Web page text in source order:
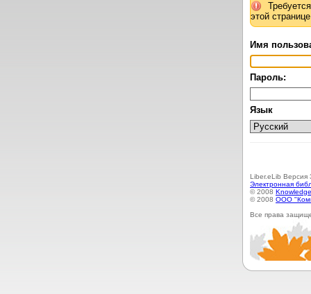
этой странице
Имя
Пароль:
Язык
Liber.eLib Версия
Электронная
© 2008
© 2008 ООО
Все права